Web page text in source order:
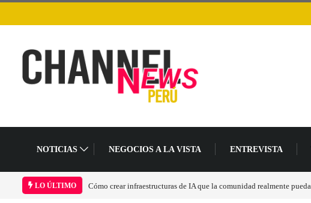
NOTICIAS NEGOCIOS A LA VISTA ENTREVISTA
LO ÚLTIMO Las tarjetas gráficas RDNA 5 ya están en fase avanzada de desarrollo